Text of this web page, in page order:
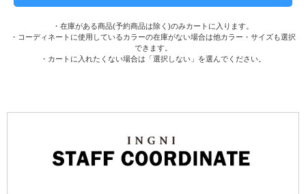
・在庫がある商品(予約商品は除く)のみカートに入ります。
・コーディネートに使用しているカラーの在庫がない場合は他カラー・サイズも選択
できます。
・カートに入れたくない場合は「選択しない」を選んでください。